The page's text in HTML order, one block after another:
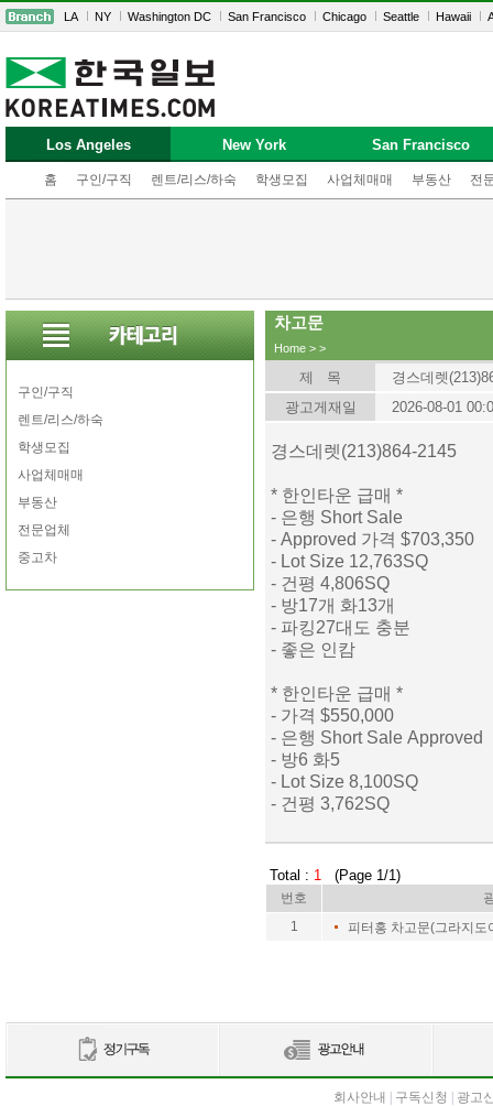
LA NY Washington DC San Francisco Chicago Seattle Hawaii
Los Angeles
홈 구인/구직 렌트/리스/하숙 학생모집 사업체매매 부동산 전
New York San Francisco
구인/구직
렌트/리스/하숙
학생모집
사업체매매
부동산
전문업체
중고차
차고문
Home > >
제 목
경스데렛
광고게재일
2026-08-01
경스데렛(213)864-2145
* 한인타운 급매 *
- 은행 Short Sale
- Approved 가격 $703,350
- Lot Size 12,763SQ
- 건평 4,806SQ
- 방17개 화13개
- 파킹27대도 충분
- 좋은 인캄
* 한인타운 급매 *
- 가격 $550,000
- 은행 Short Sale Approved
- 방6 화5
- Lot Size 8,100SQ
- 건평 3,762SQ
Total : 1 (Page 1/1)
번호
1
피터홍 차고문(그라지도
회사안내 구독신청
광고